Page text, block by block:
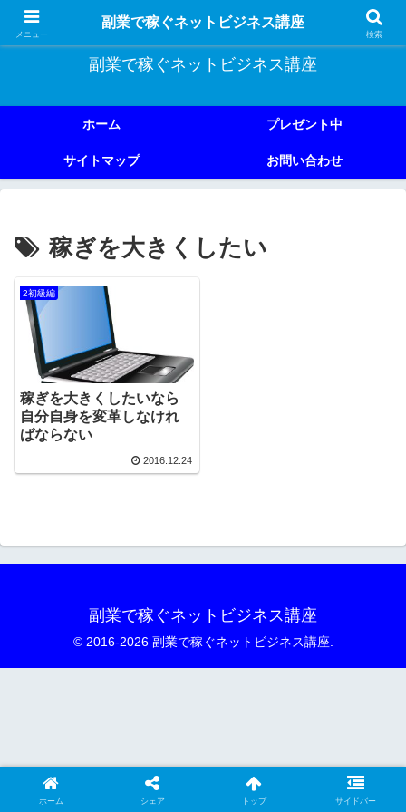
副業で稼ぐためのネットビジネス講座を公開しております。
副業で稼ぐネットビジネス講座
ホーム プレゼント中
サイトマップ お問い合わせ
稼ぎを大きくしたい
2初級編
稼ぎを大きくしたいなら
自分自身を変革しなけれ
ばならない
2016.12.24
副業で稼ぐネットビジネス講座
© 2016-2026 副業で稼ぐネットビジネス講座.
メニュー
副業で稼ぐネットビジネス講座
検索
ホーム シェア トップ サイドバー